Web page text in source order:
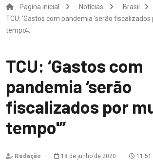
Pagina inicial Notícias
Brasil
TCU: ‘Gastos com pandemia ‘serão
tempo'̶...
TCU: ‘Gastos com
pandemia ‘serão
fiscalizados por
tempo'”
Redação 18 de junho de 2020 11:51